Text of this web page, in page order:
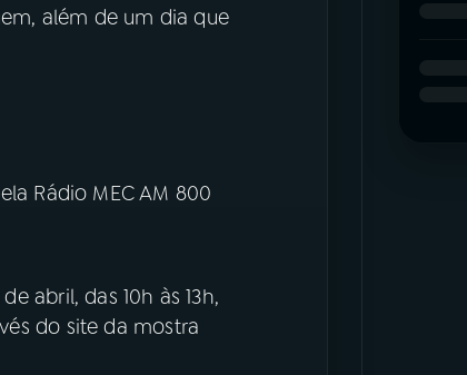
além de um dia que
Rádio MEC AM 800
abril, das 10h às 13h,
do site da mostra